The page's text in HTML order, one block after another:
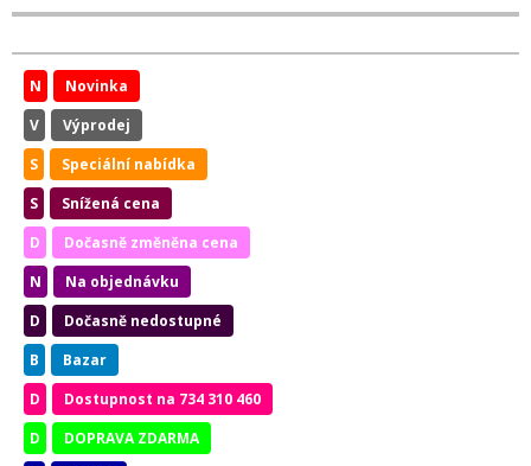
N
Novinka
V
Výprodej
S
Speciální nabídka
S
Snížená cena
D
Dočasně změněna cena
N
Na objednávku
D
Dočasně nedostupné
B
Bazar
D
Dostupnost na 734 310 460
D
DOPRAVA ZDARMA